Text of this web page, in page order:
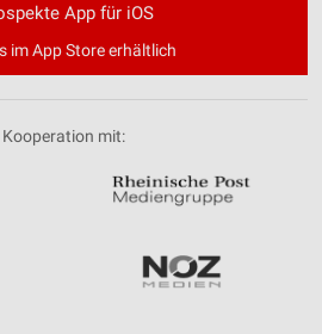
App für iOS
im App Store erhältlich
Kooperation mit: